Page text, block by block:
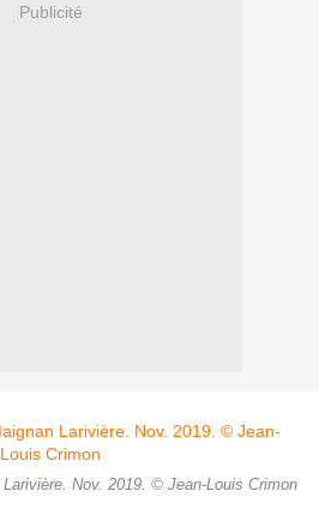
Publicité
Nov. 2019. © Jean-Louis Crimon